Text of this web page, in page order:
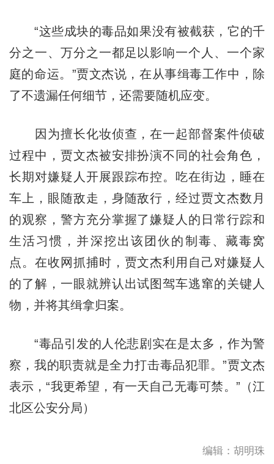
“这些成块的毒品如果没有被截获，它的千
分之一、万分之一都足以影响一个人、一个家
庭的命运。”贾文杰说，在从事缉毒工作中，除
了不遗漏任何细节，还需要随机应变。
因为擅长化妆侦查，在一起部督案件侦破
过程中，贾文杰被安排扮演不同的社会角色，
长期对嫌疑人开展跟踪布控。吃在街边，睡在
车上，眼随敌走，身随敌行，经过贾文杰数月
的观察，警方充分掌握了嫌疑人的日常行踪和
生活习惯，并深挖出该团伙的制毒、藏毒窝
点。在收网抓捕时，贾文杰利用自己对嫌疑人
的了解，一眼就辨认出试图驾车逃窜的关键人
物，并将其缉拿归案。
“毒品引发的人伦悲剧实在是太多，作为警
察，我的职责就是全力打击毒品犯罪。”贾文杰
表示，“我更希望，有一天自己无毒可禁。”（江
北区公安分局）
编辑：胡明珠